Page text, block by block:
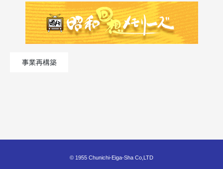
事業再構築
© 1955 Chunichi-Eiga-Sha Co,LTD